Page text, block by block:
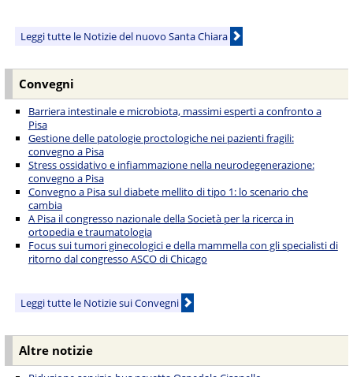
Leggi tutte le Notizie del nuovo Santa Chiara
Convegni
Barriera intestinale e microbiota, massimi esperti a confronto a
Pisa
Gestione delle patologie proctologiche nei pazienti fragili:
convegno a Pisa
Stress ossidativo e infiammazione nella neurodegenerazione:
convegno a Pisa
Convegno a Pisa sul diabete mellito di tipo 1: lo scenario che
cambia
A Pisa il congresso nazionale della Società per la ricerca in
ortopedia e traumatologia
Focus sui tumori ginecologici e della mammella con gli specialisti di
ritorno dal congresso ASCO di Chicago
Leggi tutte le Notizie sui Convegni
Altre notizie